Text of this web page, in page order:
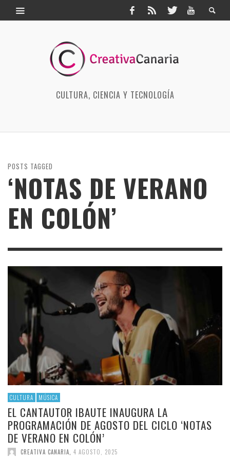
CULTURA, CIENCIA Y TECNOLOGÍA
POSTS TAGGED
‘NOTAS DE VERANO
EN COLÓN’
CULTURA MÚSICA
EL CANTAUTOR IBAUTE INAUGURA LA
PROGRAMACIÓN DE AGOSTO DEL CICLO ‘NOTAS
DE VERANO EN COLÓN’
CREATIVA CANARIA 4 AGOSTO, 2025